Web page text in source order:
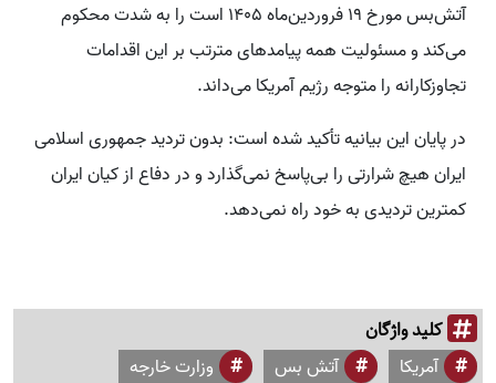
آتش‌بس مورخ 19 فروردین‌ماه 1405 است را به شدت محکوم
می‌کند و مسئولیت همه پیامدهای مترتب بر این اقدامات
تجاوزکارانه را متوجه رژیم آمریکا می‌داند.
در پایان این بیانیه تأکید شده است: بدون تردید جمهوری اسلامی
ایران هیچ شرارتی را بی‌پاسخ نمی‌گذارد و در دفاع از کیان ایران
کمترین تردیدی به خود راه نمی‌دهد.
کلید واژگان
آمریکا آتش بس
وزارت خارجه